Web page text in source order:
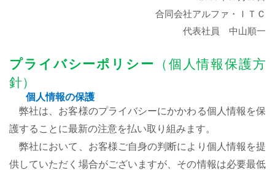
合同会社アルファ・ＩＴＣ
代表社員 中山順一
プライバシーポリシー
（個人情報保護方
針）
個人情報の保護
弊社は、お客様のプライバシーにかかわる個人情報を保
護することに最新の注意を払い取り組みます。
弊社において、お客様ご自身の判断により個人情報を提
供していただく場合がございますが、その情報は必要最低